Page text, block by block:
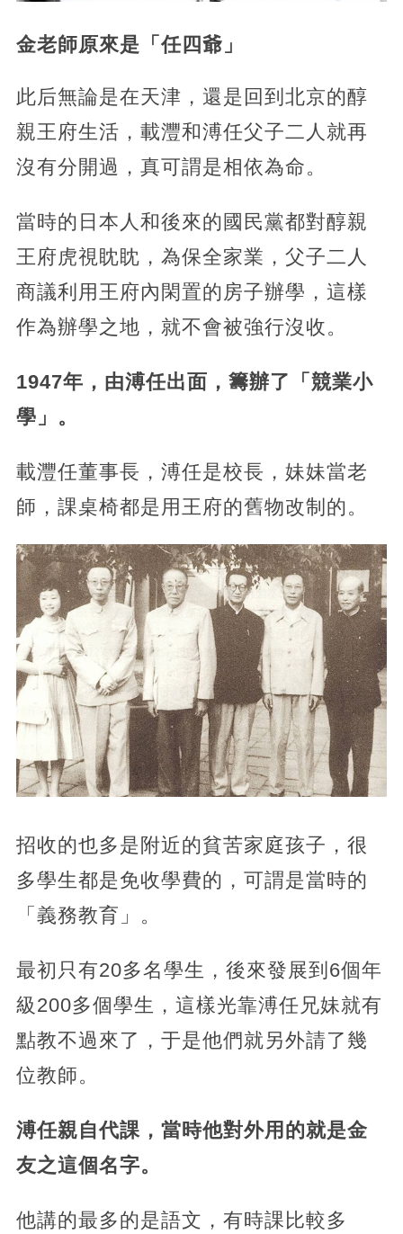
金老師原來是「任四爺」
此后無論是在天津，還是回到北京的醇
親王府生活，載灃和溥任父子二人就再
沒有分開過，真可謂是相依為命。
當時的日本人和後來的國民黨都對醇親
王府虎視眈眈，為保全家業，父子二人
商議利用王府內閑置的房子辦學，這樣
作為辦學之地，就不會被強行沒收。
1947年，由溥任出面，籌辦了「競業小
學」。
載灃任董事長，溥任是校長，妹妹當老
師，課桌椅都是用王府的舊物改制的。
招收的也多是附近的貧苦家庭孩子，很
多學生都是免收學費的，可謂是當時的
「義務教育」。
最初只有20多名學生，後來發展到6個年
級200多個學生，這樣光靠溥任兄妹就有
點教不過來了，于是他們就另外請了幾
位教師。
溥任親自代課，當時他對外用的就是金
友之這個名字。
他講的最多的是語文，有時課比較多